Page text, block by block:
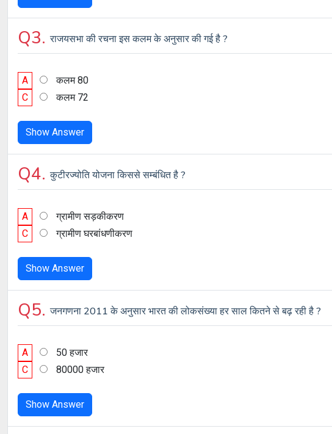
Q3.राजयसभा की रचना इस कलम के अनुसार की गई है ?
A कलम 80
C
कलम 72
Show Answer
Q4.कुटीरज्योति योजना किससे सम्बंधित है ?
A ग्रामीण सड़कीकरण
C
ग्रामीण घरबांधणीकरण
Show Answer
Q5.जनगणना 2011 के अनुसार भारत की लोकसंख्या हर साल कितने से बढ़ रही है ?
A 50 हजार
C
80000 हजार
Show Answer